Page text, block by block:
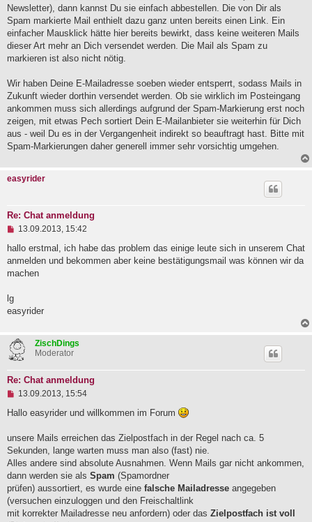
Newsletter), dann kannst Du sie einfach abbestellen. Die von Dir als
Spam markierte Mail enthielt dazu ganz unten bereits einen Link. Ein
einfacher Mausklick hätte hier bereits bewirkt, dass keine weiteren Mails
dieser Art mehr an Dich versendet werden. Die Mail als Spam zu
markieren ist also nicht nötig.
Wir haben Deine E-Mailadresse soeben wieder entsperrt, sodass Mails in
Zukunft wieder dorthin versendet werden. Ob sie wirklich im Posteingang
ankommen muss sich allerdings aufgrund der Spam-Markierung erst noch
zeigen, mit etwas Pech sortiert Dein E-Mailanbieter sie weiterhin für Dich
aus - weil Du es in der Vergangenheit indirekt so beauftragt hast. Bitte mit
Spam-Markierungen daher generell immer sehr vorsichtig umgehen.
easyrider
Re: Chat anmeldung
U
g
e
e
e
B
e
i
a
g
13.09.2013, 15:42
hallo erstmal, ich habe das problem das einige leute sich in unserem Chat
anmelden und bekommen aber keine bestätigungsmail was können wir da
machen
lg
easyrider
ZischDings
Moderator
Re: Chat anmeldung
U
g
e
s
e
e
r
B
e
i
13.09.2013, 15:54
Hallo easyrider und willkommen im Forum
unsere Mails erreichen das Zielpostfach in der Regel nach ca. 5
Sekunden, lange warten muss man also (fast) nie.
Alles andere sind absolute Ausnahmen. Wenn Mails gar nicht ankommen,
dann werden sie als Spam (Spamordner
prüfen) aussortiert, es wurde eine falsche Mailadresse angegeben
(versuchen einzuloggen und den Freischaltlink
mit korrekter Mailadresse neu anfordern) oder das Zielpostfach ist voll